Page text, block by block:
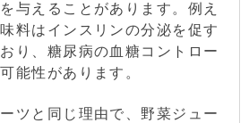
与えることがあります。例え
料はインスリンの分泌を促す
り、糖尿病の血糖コントロー
能性があります。
ツと同じ理由で、野菜ジュー